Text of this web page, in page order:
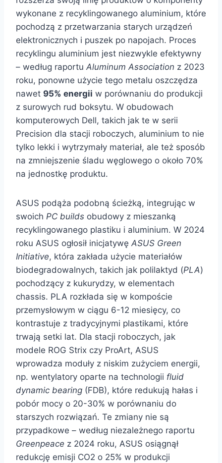
wykonane z recyklingowanego aluminium, które
pochodzą z przetwarzania starych urządzeń
elektronicznych i puszek po napojach. Proces
recyklingu aluminium jest niezwykle efektywny
– według raportu Aluminum Association z 2023
roku, ponowne użycie tego metalu oszczędza
nawet 95% energii w porównaniu do produkcji
z surowych rud boksytu. W obudowach
komputerowych Dell, takich jak te w serii
Precision dla stacji roboczych, aluminium to nie
tylko lekki i wytrzymały materiał, ale też sposób
na zmniejszenie śladu węglowego o około 70%
na jednostkę produktu.
ASUS podąża podobną ścieżką, integrując w
swoich PC builds obudowy z mieszanką
recyklingowanego plastiku i aluminium. W 2024
roku ASUS ogłosił inicjatywę ASUS Green
Initiative, która zakłada użycie materiałów
biodegradowalnych, takich jak polilaktyd (PLA)
pochodzący z kukurydzy, w elementach
chassis. PLA rozkłada się w kompoście
przemysłowym w ciągu 6-12 miesięcy, co
kontrastuje z tradycyjnymi plastikami, które
trwają setki lat. Dla stacji roboczych, jak
modele ROG Strix czy ProArt, ASUS
wprowadza moduły z niskim zużyciem energii,
np. wentylatory oparte na technologii fluid
dynamic bearing (FDB), które redukują hałas i
pobór mocy o 20-30% w porównaniu do
starszych rozwiązań. Te zmiany nie są
przypadkowe – według niezależnego raportu
Greenpeace z 2024 roku, ASUS osiągnął
redukcję emisji CO2 o 25% w produkcji